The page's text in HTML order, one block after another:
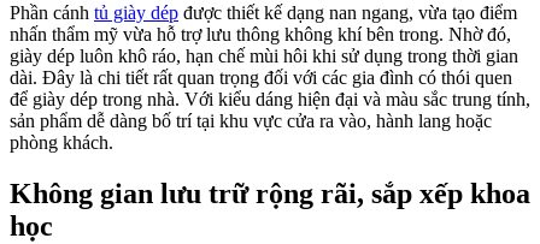
Phần cánh tủ giày dép được thiết kế dạng nan ngang, vừa tạo điểm
nhấn thẩm mỹ vừa hỗ trợ lưu thông không khí bên trong. Nhờ đó,
giày dép luôn khô ráo, hạn chế mùi hôi khi sử dụng trong thời gian
dài. Đây là chi tiết rất quan trọng đối với các gia đình có thói quen
để giày dép trong nhà. Với kiểu dáng hiện đại và màu sắc trung tính,
sản phẩm dễ dàng bố trí tại khu vực cửa ra vào, hành lang hoặc
phòng khách.
Không gian lưu trữ rộng rãi, sắp xếp khoa
học